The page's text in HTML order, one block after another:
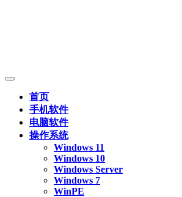
首页
手机软件
电脑软件
操作系统
Windows 11
Windows 10
Windows Server
Windows 7
WinPE